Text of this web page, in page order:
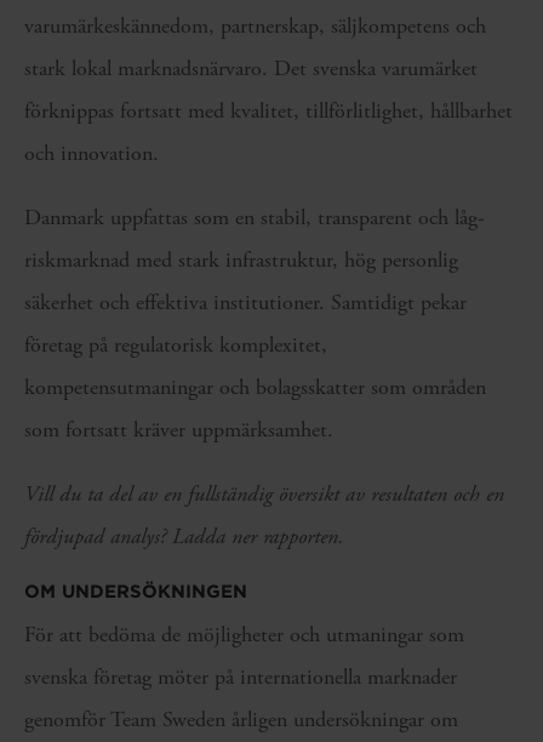
varumärkeskännedom, partnerskap, säljkompetens och
stark lokal marknadsnärvaro. Det svenska varumärket
förknippas fortsatt med kvalitet, tillförlitlighet, hållbarhet
och innovation.
Danmark uppfattas som en stabil, transparent och låg-
riskmarknad med stark infrastruktur, hög personlig
säkerhet och effektiva institutioner. Samtidigt pekar
företag på regulatorisk komplexitet,
kompetensutmaningar och bolagsskatter som områden
som fortsatt kräver uppmärksamhet.
Vill du ta del av en fullständig översikt av resultaten och en
fördjupad analys? Ladda ner rapporten.
OM UNDERSÖKNINGEN
För att bedöma de möjligheter och utmaningar som
svenska företag möter på internationella marknader
genomför Team Sweden årligen undersökningar om